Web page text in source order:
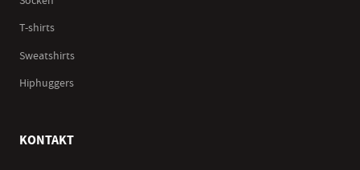
T-shirts
Sweatshirts
Hiphuggers
KONTAKT